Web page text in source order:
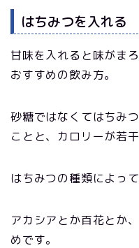
はちみつを入れる
甘味を入れると味がま
おすすめの飲み方。
砂糖ではなくてはちみ
ことと、カロリーが若
はちみつの種類によっ
アカシアとか百花とか
めです。